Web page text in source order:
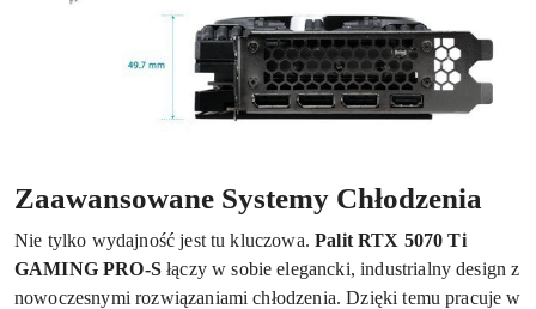
Zaawansowane Systemy Chłodzenia
Nie tylko wydajność jest tu kluczowa.Palit RTX 5070 Ti
GAMING PRO-Słączy w sobie elegancki, industrialny design z
nowoczesnymi rozwiązaniami chłodzenia. Dzięki temu pracuje w